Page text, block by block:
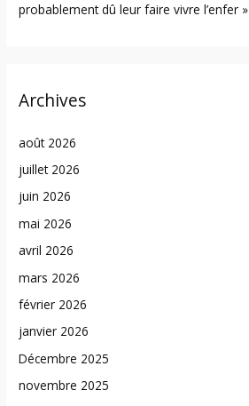
probablement dû leur faire vivre l’enfer »
Archives
août 2026
juillet 2026
juin 2026
mai 2026
avril 2026
mars 2026
février 2026
janvier 2026
Décembre 2025
novembre 2025